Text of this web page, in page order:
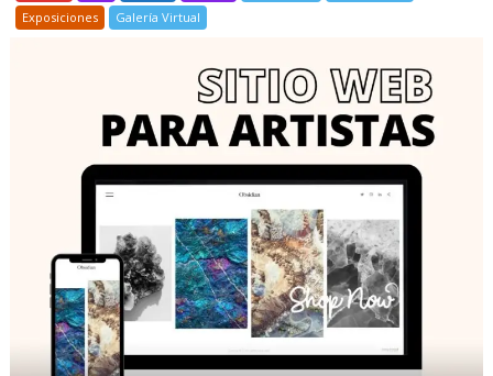
Exposiciones
Galería Virtual